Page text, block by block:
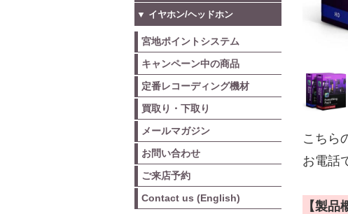
こちら
お電話
【製品
▼ イヤホン/ヘッドホン
宮地ポイントシステム
キャンペーン中の商品
定番レコーディング機材
買取り・下取り
メールマガジン
お問い合わせ
ご来店予約
Contact us (English)